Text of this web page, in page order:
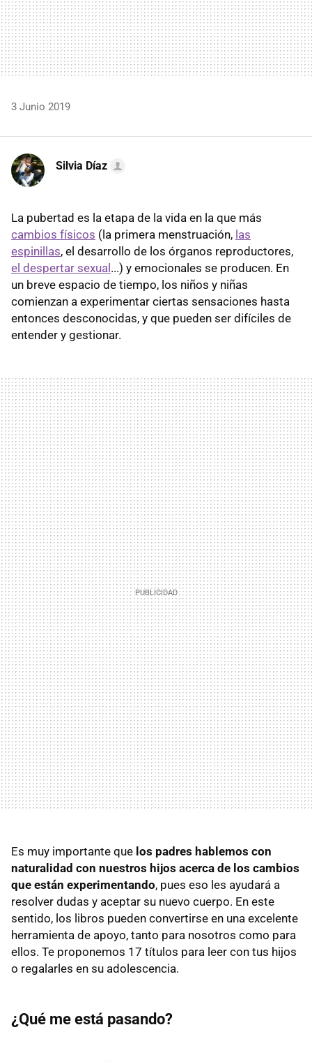
3 Junio 2019
Silvia Díaz
La pubertad es la etapa de la vida en la que más
cambios físicos (la primera menstruación, las
espinillas, el desarrollo de los órganos reproductores,
el despertar sexual...) y emocionales se producen. En
un breve espacio de tiempo, los niños y niñas
comienzan a experimentar ciertas sensaciones hasta
entonces desconocidas, y que pueden ser difíciles de
entender y gestionar.
Es muy importante que los padres hablemos con
naturalidad con nuestros hijos acerca de los cambios
que están experimentando, pues eso les ayudará a
resolver dudas y aceptar su nuevo cuerpo. En este
sentido, los libros pueden convertirse en una excelente
herramienta de apoyo, tanto para nosotros como para
ellos. Te proponemos 17 títulos para leer con tus hijos
o regalarles en su adolescencia.
¿Qué me está pasando?